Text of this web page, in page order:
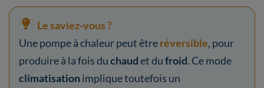
Le saviez-vous ?
Une pompe à chaleur peut êtreréversible, pour
produire à la fois duchaudet dufroid. Ce mode
climatisationimplique toutefois un